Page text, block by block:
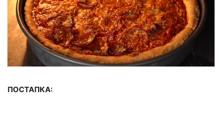
ПОСТАПКА: